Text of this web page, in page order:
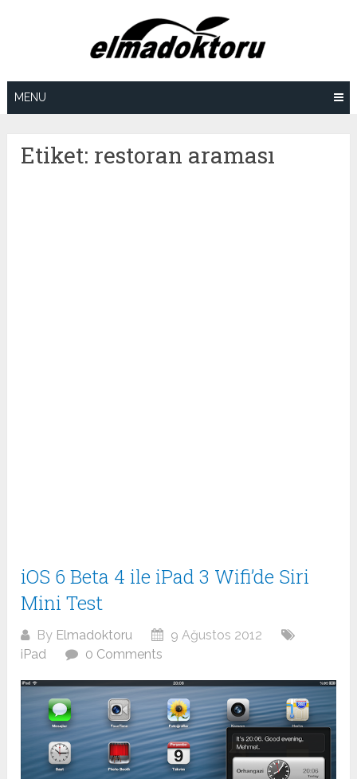
MENU
Etiket: restoran araması
iOS 6 Beta 4 ile iPad 3 Wifi’de Siri
Mini Test
By Elmadoktoru
9 Ağustos 2012
iPad
0 Comments